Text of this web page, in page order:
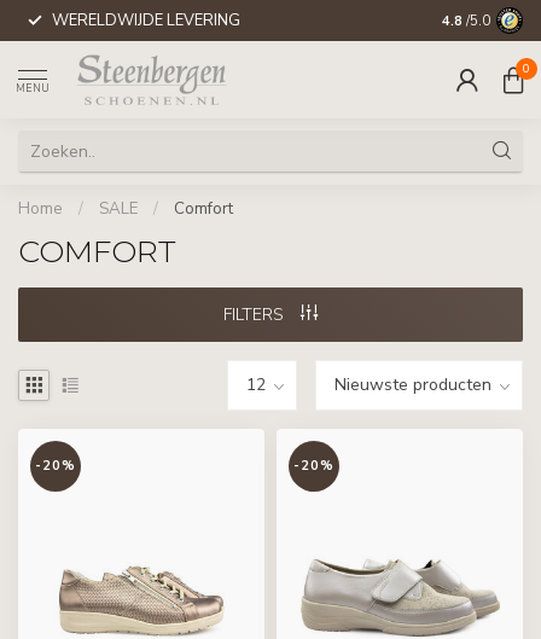
WERELDWIJDE LEVERING 4.8 /5.0
MENU
0
Home / SALE / Comfort
COMFORT
FILTERS
-20% -20%